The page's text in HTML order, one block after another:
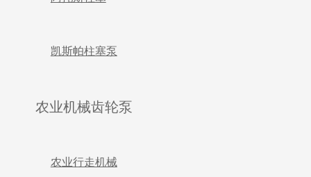
凯斯帕柱塞泵
农业机械齿轮泵
农业行走机械